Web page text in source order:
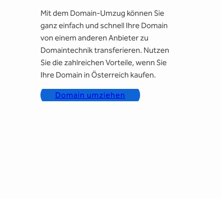
Mit dem Domain-Umzug können Sie
ganz einfach und schnell Ihre Domain
von einem anderen Anbieter zu
Domaintechnik transferieren. Nutzen
Sie die zahlreichen Vorteile, wenn Sie
Ihre Domain in Österreich kaufen.
Domain umziehen